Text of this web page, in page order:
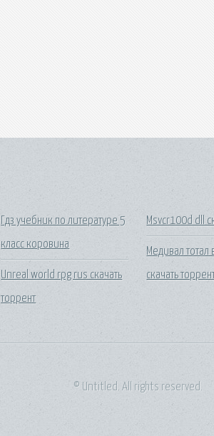
Гдз учебник по литературе 5
класс коровина
Unreal world rpg rus скачать
торрент
Msvcr100d dll
Медивал
скачать
© Untitled. All rights reserved.